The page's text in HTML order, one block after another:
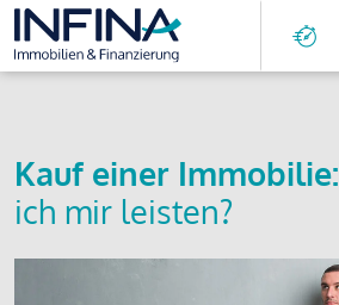
Kauf einer Immobilie:
ich mir leisten?